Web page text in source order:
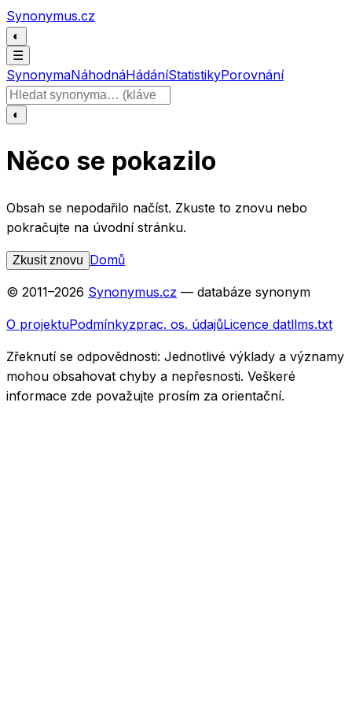
Přeskočit na obsah
Synonymus.cz
◐
☰
SynonymaNáhodnáHádáníStatistikyPorovnání
Hledat slovo
◐
Něco se pokazilo
Obsah se nepodařilo načíst. Zkuste to znovu nebo
pokračujte na úvodní stránku.
Zkusit znovu Domů
© 2011–2026 Synonymus.cz — databáze synonym
O projektuPodmínkyzprac. os. údajůLicence datllms.txt
Zřeknutí se odpovědnosti: Jednotlivé výklady a významy
mohou obsahovat chyby a nepřesnosti. Veškeré
informace zde považujte prosím za orientační.